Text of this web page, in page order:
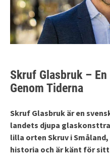
Skruf Glasbruk –
Genom Tiderna
Skruf Glasbruk är en
landets djupa
lilla orten Skruv i
historia och är känt för